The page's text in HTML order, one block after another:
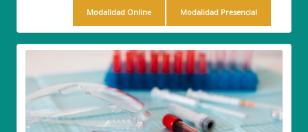
Modalidad Online Modalidad Presencial